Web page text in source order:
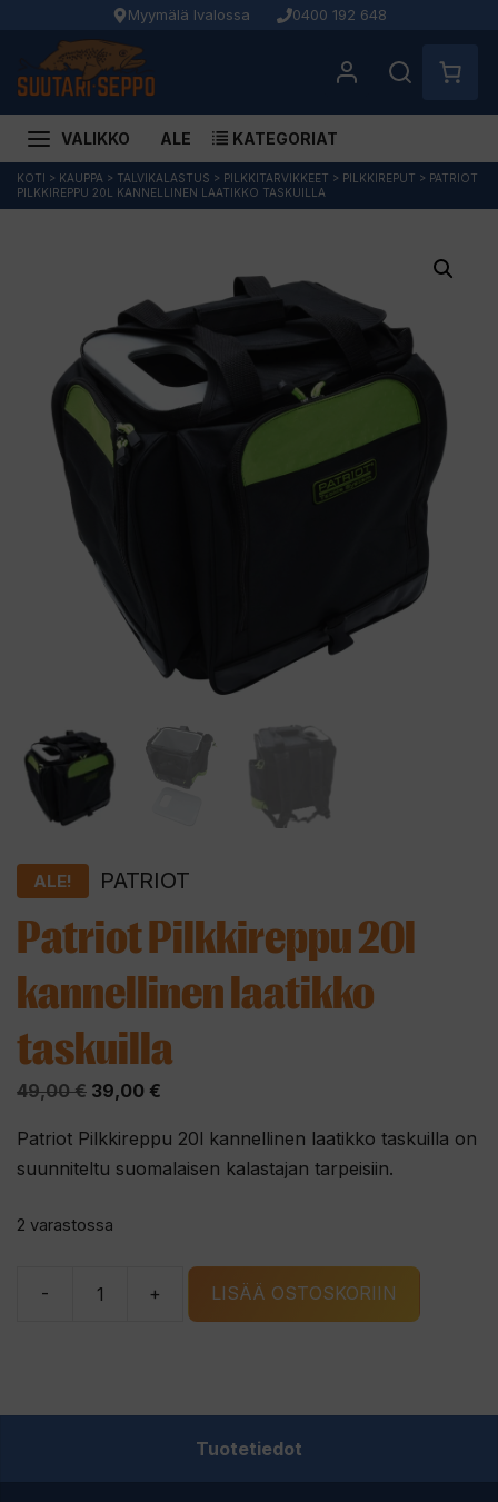
Myymälä Ivalossa 0400 192 648
VALIKKO ALE KATEGORIAT
Siirry
sisältöön
KOTI > KAUPPA > TALVIKALASTUS > PILKKITARVIKKEET > PILKKIREPUT > PATRIOT
PILKKIREPPU 20L KANNELLINEN LAATIKKO TASKUILLA
ALE! PATRIOT
Patriot Pilkkireppu 20l
kannellinen laatikko
taskuilla
49,00€ Alkuperäinen
oli:
49,00 €.
39,00 €
on:
39,00 €.
Patriot Pilkkireppu 20l kannellinen laatikko taskuilla on
suunniteltu suomalaisen kalastajan tarpeisiin.
2 varastossa
-
Patriot
taskuilla
+ LISÄÄ OSTOSKORIIN
Tuotetiedot